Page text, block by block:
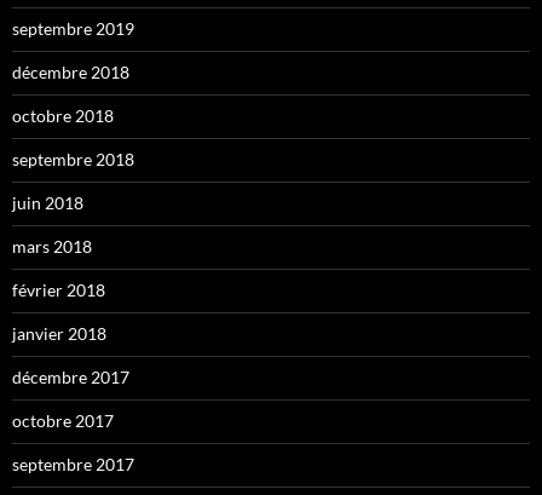
septembre 2019
décembre 2018
octobre 2018
septembre 2018
juin 2018
mars 2018
février 2018
janvier 2018
décembre 2017
octobre 2017
septembre 2017